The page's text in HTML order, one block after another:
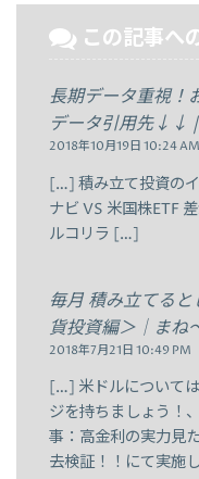
この記事へ
長期データ重視！
データ引用先↓↓
2018年10月19日 10:24 AM
[…] 積み立て投資の
ナビ VS 米国株ETF
ルコリラ […]
毎月 積み立てる
貨投資編＞｜まね
2018年7月21日 10:49 PM
[…] 米ドルについて
ジを持ちましょう！
事：高金利の実力見
去検証！！にて実施